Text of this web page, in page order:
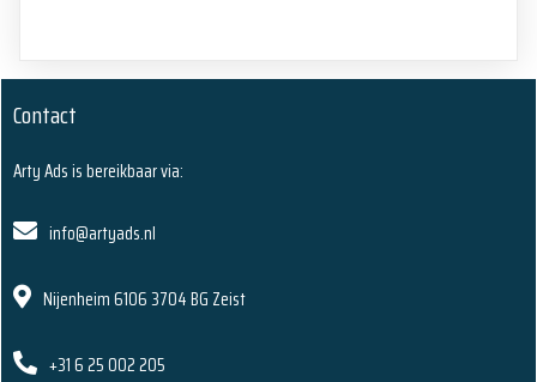
Contact
Arty Ads is bereikbaar via:
info@artyads.nl
Nijenheim 6106 3704 BG Zeist
+31 6 25 002 205